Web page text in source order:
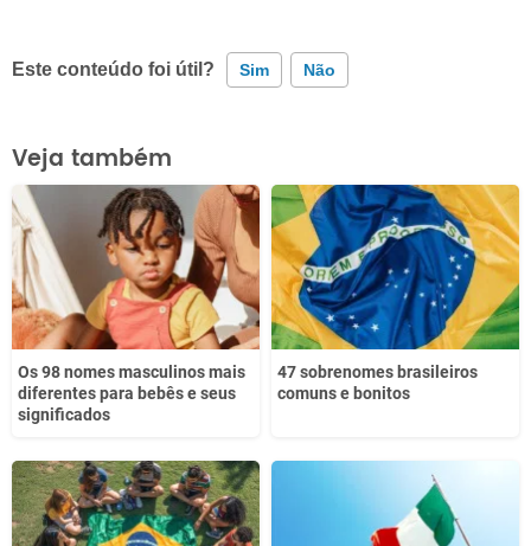
Este conteúdo foi útil? Sim Não
Este conteúdo contém informação incorreta
Este conteúdo não tem a informação que procuro
Outro
Veja também
Os 98 nomes masculinos mais
diferentes para bebês e seus
significados
47 sobrenomes brasileiros
comuns e bonitos